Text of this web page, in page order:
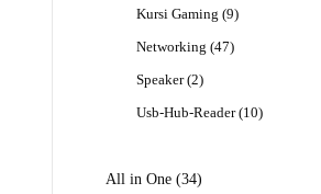
Kursi Gaming 99
Networking 4747
Speaker 22
Usb-Hub-Reader 1010
All in One 3434